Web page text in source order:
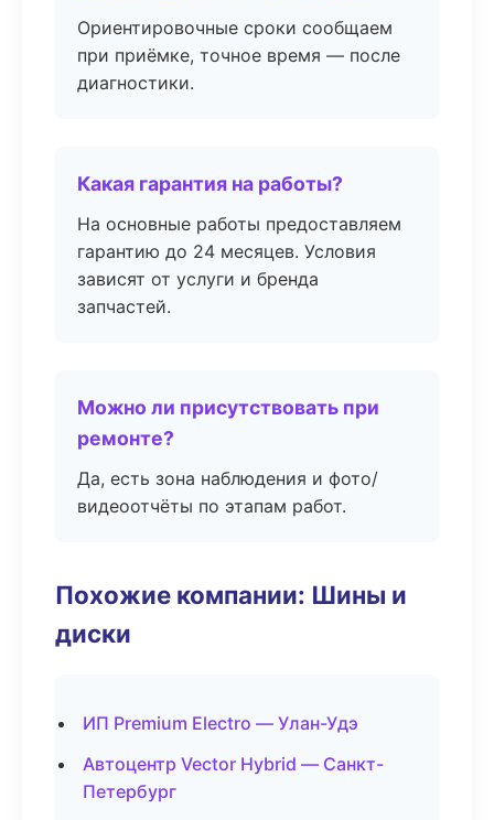
Ориентировочные сроки сообщаем
при приёмке, точное время — после
диагностики.
Какая гарантия на работы?
На основные работы предоставляем
гарантию до 24 месяцев. Условия
зависят от услуги и бренда
запчастей.
Можно ли присутствовать при
ремонте?
Да, есть зона наблюдения и фото/
видеоотчёты по этапам работ.
Похожие компании: Шины и
диски
ИП Premium Electro — Улан-Удэ
Автоцентр Vector Hybrid — Санкт-
Петербург